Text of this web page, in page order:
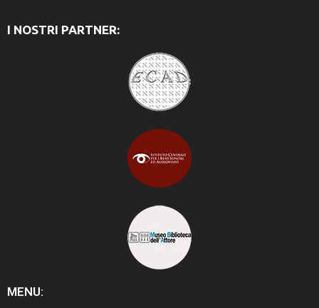
I NOSTRI PARTNER:
MENU: